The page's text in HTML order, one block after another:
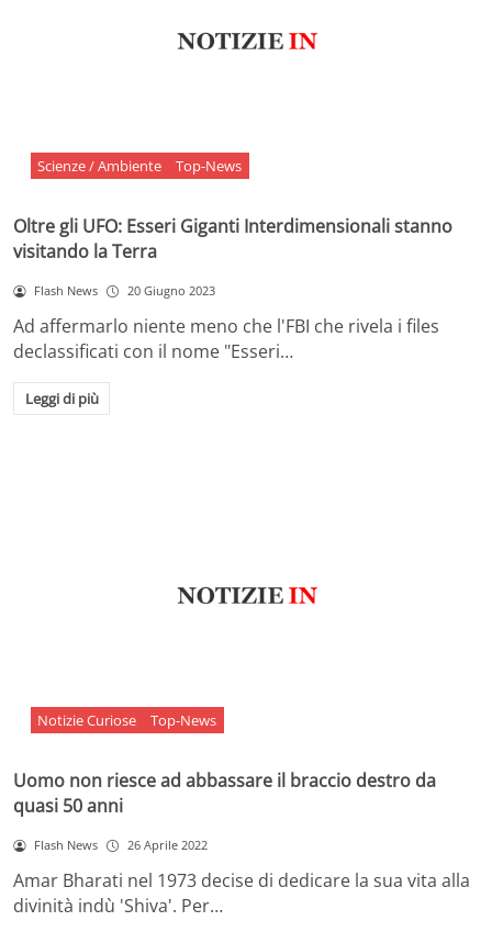
Scienze / Ambiente Top-News
Oltre gli UFO: Esseri Giganti Interdimensionali stanno
visitando la Terra
Flash News 20 Giugno 2023
Ad affermarlo niente meno che l'FBI che rivela i files
declassificati con il nome "Esseri…
Leggi di più
Notizie Curiose Top-News
Uomo non riesce ad abbassare il braccio destro da
quasi 50 anni
Flash News 26 Aprile 2022
Amar Bharati nel 1973 decise di dedicare la sua vita alla
divinità indù 'Shiva'. Per…